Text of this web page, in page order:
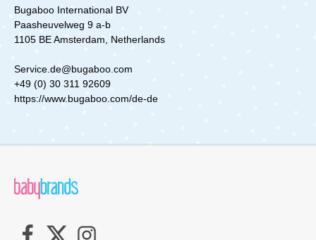
Bugaboo Bee 5 befestigt werden. Um den
Schirm an den Bugaboo Wagen Donkey,
Cameleon und/oder Buffallo zu befestigen wird
ein im Lieferumfang enthaltener Adapter
Bugaboo International BV
Paasheuvelweg 9 a-b
1105 BE Amsterdam, Netherlands
Service.de@bugaboo.com
+49 (0) 30 311 92609
https://www.bugaboo.com/de-de